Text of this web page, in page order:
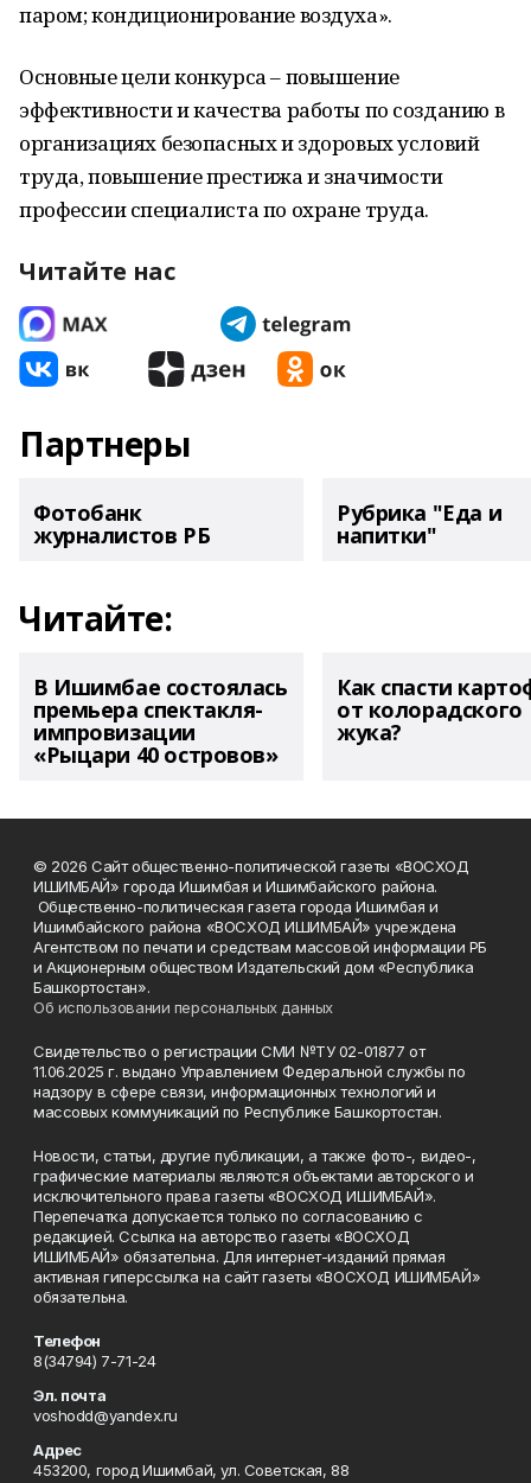
паром; кондиционирование воздуха».
Основные цели конкурса – повышение
эффективности и качества работы по созданию в
организациях безопасных и здоровых условий
труда, повышение престижа и значимости
профессии специалиста по охране труда.
Читайте нас
Партнеры
Фотобанк
журналистов РБ
Рубрика "Еда и
напитки"
Читайте:
В Ишимбае состоялась
премьера спектакля-
импровизации
«Рыцари 40 островов»
Как спасти
от колорадского
жука?
© 2026 Сайт общественно-политической газеты «ВОСХОД
ИШИМБАЙ» города Ишимбая и Ишимбайского района.
Общественно-политическая газета города Ишимбая и
Ишимбайского района «ВОСХОД ИШИМБАЙ» учреждена
Агентством по печати и средствам массовой информации РБ
и Акционерным обществом Издательский дом «Республика
Башкортостан».
Об использовании персональных данных
Свидетельство о регистрации СМИ №ТУ 02-01877 от
11.06.2025 г. выдано Управлением Федеральной службы по
надзору в сфере связи, информационных технологий и
массовых коммуникаций по Республике Башкортостан.
Новости, статьи, другие публикации, а также фото-, видео-,
графические материалы являются объектами авторского и
исключительного права газеты «ВОСХОД ИШИМБАЙ».
Перепечатка допускается только по согласованию с
редакцией. Ссылка на авторство газеты «ВОСХОД
ИШИМБАЙ» обязательна. Для интернет-изданий прямая
активная гиперссылка на сайт газеты «ВОСХОД ИШИМБАЙ»
обязательна.
Телефон
8(34794) 7-71-24
Эл. почта
voshodd@yandex.ru
Адрес
453200, город Ишимбай, ул. Советская, 88